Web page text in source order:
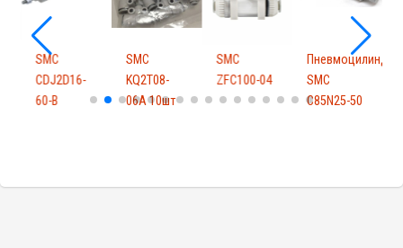
SMC
CDJ2D16-
60-B
SMC
KQ2T08-
06A 10шт
SMC
ZFC100-04
Пневмоцилиндр
SMC
C85N25-50